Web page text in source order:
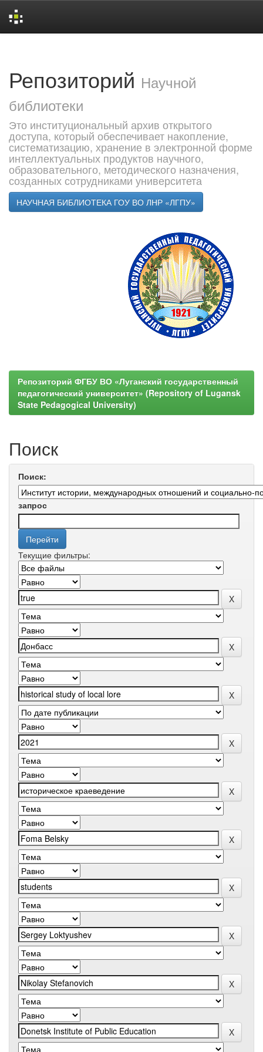
Репозиторий Научной
библиотеки
Это институциональный архив открытого
доступа, который обеспечивает накопление,
систематизацию, хранение в электронной форме
интеллектуальных продуктов научного,
образовательного, методического назначения,
созданных сотрудниками университета
НАУЧНАЯ БИБЛИОТЕКА ГОУ ВО ЛНР «ЛГПУ»
Репозиторий ФГБУ ВО «Луганский государственный
педагогический университет» (Repository of Lugansk
State Pedagogical University)
Поиск
Поиск:
запрос
Текущие фильтры: